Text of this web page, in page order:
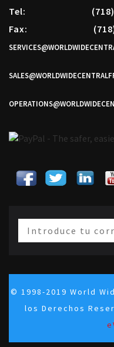
Tel:
Fax:
© 1998-2019 World
los Derechos